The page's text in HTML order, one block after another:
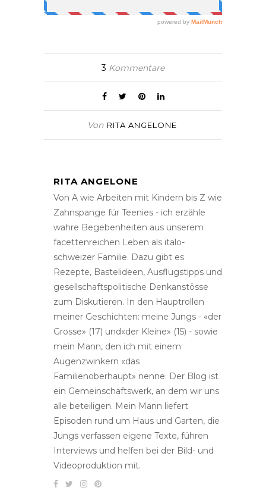
3 Kommentare
Von RITA ANGELONE
RITA ANGELONE
Von A wie Arbeiten mit Kindern bis Z wie
Zahnspange für Teenies - ich erzähle
wahre Begebenheiten aus unserem
facettenreichen Leben als italo-
schweizer Familie. Dazu gibt es
Rezepte, Bastelideen, Ausflugstipps und
gesellschaftspolitische Denkanstösse
zum Diskutieren. In den Hauptrollen
meiner Geschichten: meine Jungs - «der
Grosse» (17) und«der Kleine» (15) - sowie
mein Mann, den ich mit einem
Augenzwinkern «das
Familienoberhaupt» nenne. Der Blog ist
ein Gemeinschaftswerk, an dem wir uns
alle beteiligen. Mein Mann liefert
Episoden rund um Haus und Garten, die
Jungs verfassen eigene Texte, führen
Interviews und helfen bei der Bild- und
Videoproduktion mit.